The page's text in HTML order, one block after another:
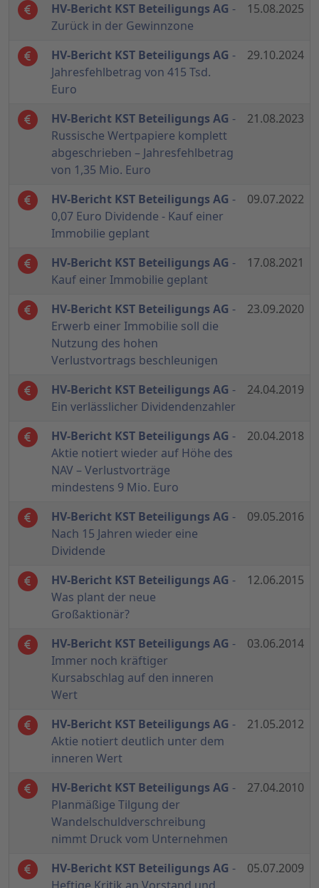
HV-Bericht KST Beteiligungs AG -
Zurück in der Gewinnzone
15.08.2025
HV-Bericht KST Beteiligungs AG -
Jahresfehlbetrag von 415 Tsd.
Euro
29.10.2024
HV-Bericht KST Beteiligungs AG -
Russische Wertpapiere komplett
abgeschrieben – Jahresfehlbetrag
von 1,35 Mio. Euro
21.08.2023
HV-Bericht KST Beteiligungs AG -
0,07 Euro Dividende - Kauf einer
Immobilie geplant
09.07.2022
HV-Bericht KST Beteiligungs AG -
Kauf einer Immobilie geplant
17.08.2021
HV-Bericht KST Beteiligungs AG -
Erwerb einer Immobilie soll die
Nutzung des hohen
Verlustvortrags beschleunigen
23.09.2020
HV-Bericht KST Beteiligungs AG -
Ein verlässlicher Dividendenzahler
24.04.2019
HV-Bericht KST Beteiligungs AG -
Aktie notiert wieder auf Höhe des
NAV – Verlustvorträge
mindestens 9 Mio. Euro
20.04.2018
HV-Bericht KST Beteiligungs AG -
Nach 15 Jahren wieder eine
Dividende
09.05.2016
HV-Bericht KST Beteiligungs AG -
Was plant der neue
Großaktionär?
12.06.2015
HV-Bericht KST Beteiligungs AG -
Immer noch kräftiger
Kursabschlag auf den inneren
Wert
03.06.2014
HV-Bericht KST Beteiligungs AG -
Aktie notiert deutlich unter dem
inneren Wert
21.05.2012
HV-Bericht KST Beteiligungs AG -
Planmäßige Tilgung der
Wandelschuldverschreibung
nimmt Druck vom Unternehmen
27.04.2010
HV-Bericht KST Beteiligungs AG -
05.07.2009